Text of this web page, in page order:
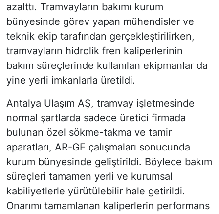
azalttı. Tramvayların bakımı kurum
bünyesinde görev yapan mühendisler ve
teknik ekip tarafından gerçekleştirilirken,
tramvayların hidrolik fren kaliperlerinin
bakım süreçlerinde kullanılan ekipmanlar da
yine yerli imkanlarla üretildi.
Antalya Ulaşım AŞ, tramvay işletmesinde
normal şartlarda sadece üretici firmada
bulunan özel sökme-takma ve tamir
aparatları, AR-GE çalışmaları sonucunda
kurum bünyesinde geliştirildi. Böylece bakım
süreçleri tamamen yerli ve kurumsal
kabiliyetlerle yürütülebilir hale getirildi.
Onarımı tamamlanan kaliperlerin performans